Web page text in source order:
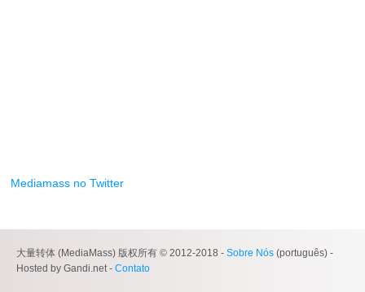
Mediamass no Twitter
大量转体 (MediaMass) 版权所有 © 2012-2018 - Sobre Nós (português) -
Hosted by Gandi.net - Contato